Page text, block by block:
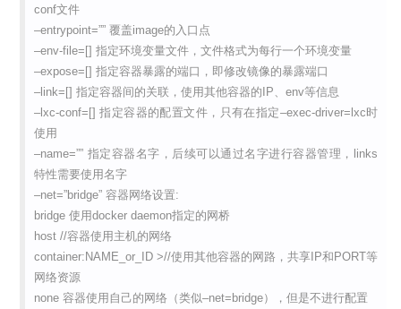
conf文件
–entrypoint=”” 覆盖image的入口点
–env-file=[] 指定环境变量文件，文件格式为每行一个环境变量
–expose=[] 指定容器暴露的端口，即修改镜像的暴露端口
–link=[] 指定容器间的关联，使用其他容器的IP、env等信息
–lxc-conf=[] 指定容器的配置文件，只有在指定–exec-driver=lxc时
使用
–name=”” 指定容器名字，后续可以通过名字进行容器管理，links
特性需要使用名字
–net=”bridge” 容器网络设置:
bridge 使用docker daemon指定的网桥
host //容器使用主机的网络
container:NAME_or_ID >//使用其他容器的网路，共享IP和PORT等
网络资源
none 容器使用自己的网络（类似–net=bridge），但是不进行配置